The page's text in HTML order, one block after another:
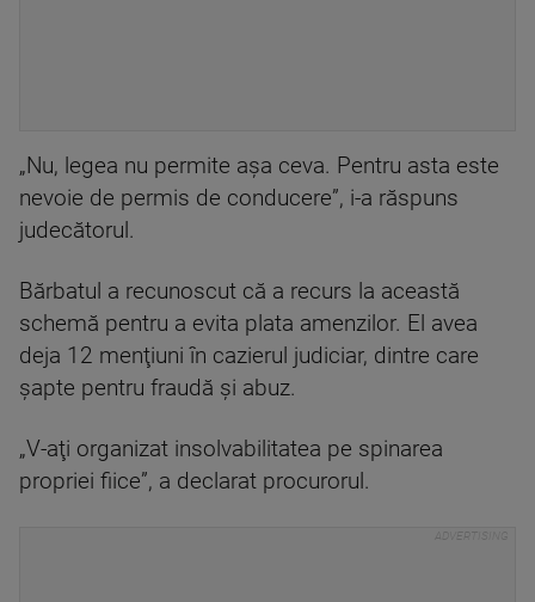
„Nu, legea nu permite aşa ceva. Pentru asta este
nevoie de permis de conducere”, i-a răspuns
judecătorul.
Bărbatul a recunoscut că a recurs la această
schemă pentru a evita plata amenzilor. El avea
deja 12 menţiuni în cazierul judiciar, dintre care
şapte pentru fraudă şi abuz.
„V-aţi organizat insolvabilitatea pe spinarea
propriei fiice”, a declarat procurorul.